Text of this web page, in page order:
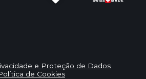
e Proteção de Dados
de Cookies